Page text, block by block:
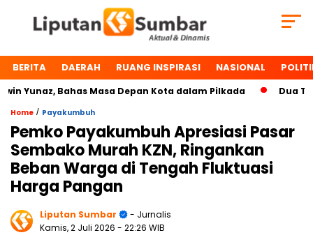
BERITA DAERAH RUANG INSPIRASI NASIONAL
Bahas Masa Depan Kota dalam Pilkada Dua
Home / Payakumbuh
Pemko Payakumbuh Apresiasi Pasar
Sembako Murah KZN, Ringankan
Beban Warga di Tengah Fluktuasi
Harga Pangan
Liputan Sumbar
- Jurnalis
Kamis, 2 Juli 2026 - 22:26 WIB